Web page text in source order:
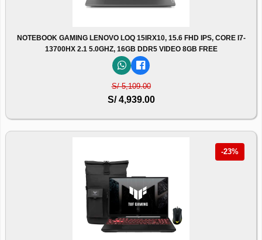
NOTEBOOK GAMING LENOVO LOQ 15IRX10, 15.6 FHD IPS, CORE I7-
13700HX 2.1 5.0GHZ, 16GB DDR5 VIDEO 8GB FREE
S/ 5,109.00
S/ 4,939.00
-23%